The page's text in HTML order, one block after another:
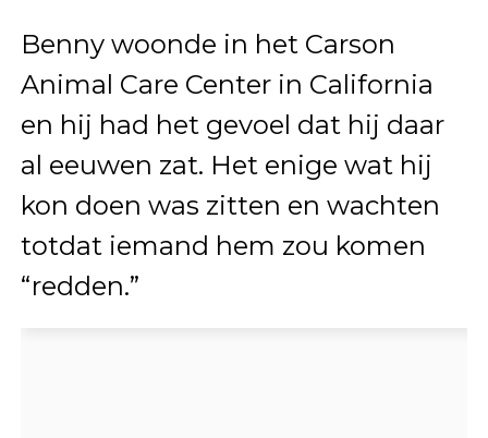
Benny woonde in het Carson
Animal Care Center in California
en hij had het gevoel dat hij daar
al eeuwen zat. Het enige wat hij
kon doen was zitten en wachten
totdat iemand hem zou komen
“redden.”